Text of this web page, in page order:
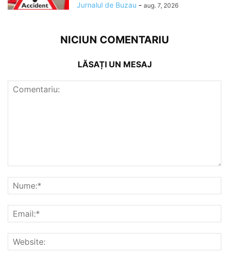
Jurnalul de Buzau - aug. 7, 2026
NICIUN COMENTARIU
LĂSAȚI UN MESAJ